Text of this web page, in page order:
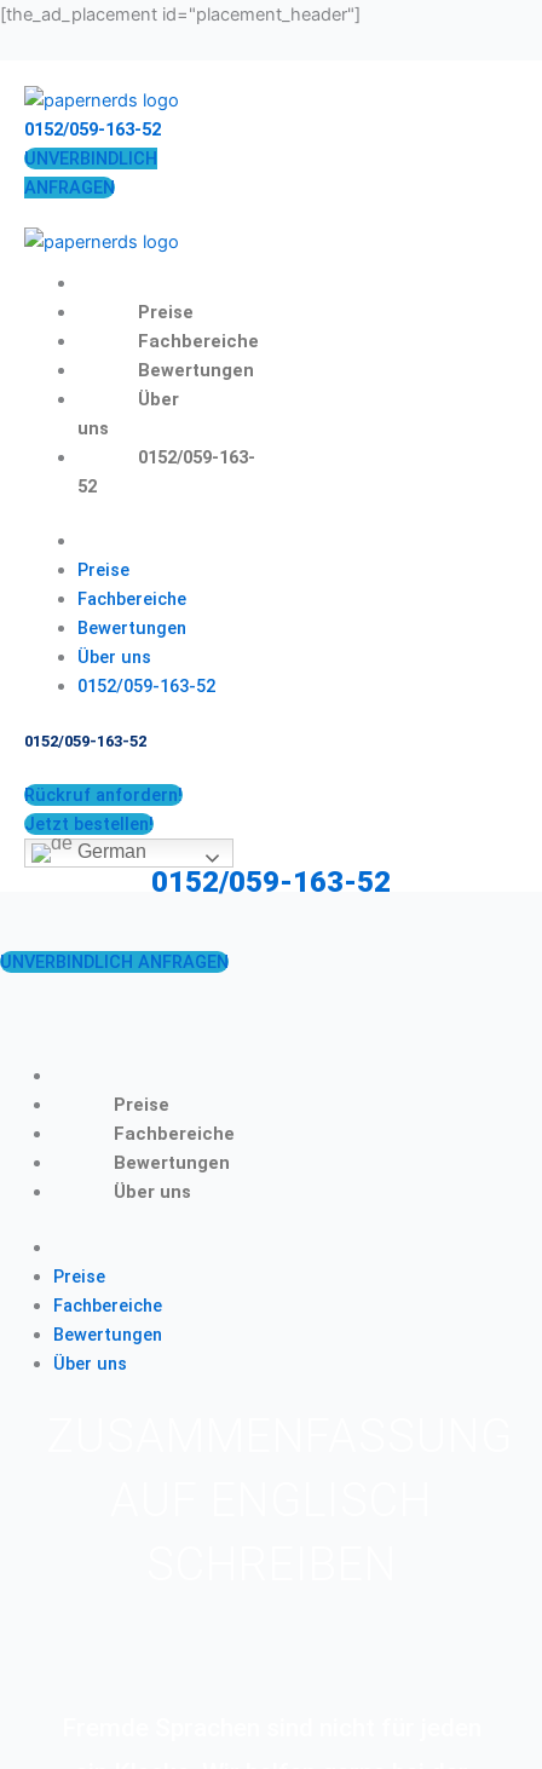
[the_ad_placement id="placement_header"]
Zum
0152/059-163-52
UNVERBINDLICH
ANFRAGEN
Preise
Fachbereiche
Bewertungen
Über
uns
0152/059-163-
52
Preise
Fachbereiche
Bewertungen
Über uns
0152/059-163-52
0152/059-163-52
Rückruf anfordern!
Jetzt bestellen!
German
0152/059-163-52
UNVERBINDLICH ANFRAGEN
Preise
Fachbereiche
Bewertungen
Über uns
Preise
Fachbereiche
Bewertungen
Über uns